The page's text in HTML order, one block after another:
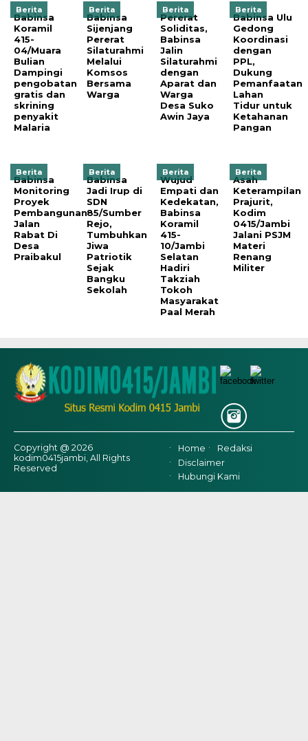
Berita
Babinsa
Koramil
415-
04/Muara
Bulian
Dampingi
pengobatan
gratis dan
skrining
penyakit
Malaria
Berita
Babinsa
Sijenjang
Pererat
Silaturahmi
Melalui
Komsos
Bersama
Warga
Berita
Pererat
Soliditas,
Babinsa
Jalin
Silaturahmi
dengan
Aparat dan
Warga
Desa Suko
Awin Jaya
Berita
Babinsa Ulu
Gedong
Koordinasi
dengan
PPL,
Dukung
Pemanfaatan
Lahan
Tidur untuk
Ketahanan
Pangan
Berita
Babinsa
Monitoring
Proyek
Pembangunan
Jalan
Rabat Di
Desa
Praibakul
Berita
Babinsa
Jadi Irup di
SDN
85/Sumber
Rejo,
Tumbuhkan
Jiwa
Patriotik
Sejak
Bangku
Sekolah
Berita
Wujud
Empati dan
Kedekatan,
Babinsa
Koramil
415-
10/Jambi
Selatan
Hadiri
Takziah
Tokoh
Masyarakat
Paal Merah
Berita
Asah
Keterampilan
Prajurit,
Kodim
0415/Jambi
Jalani PSJM
Materi
Renang
Militer
Copyright @ 2026
kodim0415jambi, All Rights
Reserved
Home
Redaksi
Disclaimer
Hubungi Kami